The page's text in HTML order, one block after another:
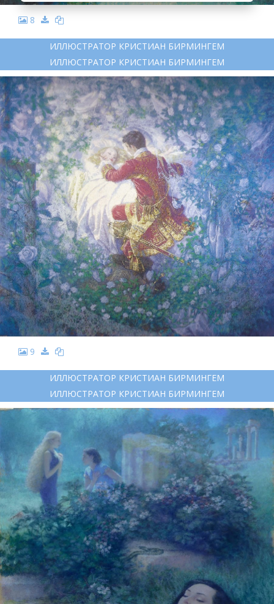
8
ИЛЛЮСТРАТОР КРИСТИАН БИРМИНГЕМ
ИЛЛЮСТРАТОР КРИСТИАН БИРМИНГЕМ
9
ИЛЛЮСТРАТОР КРИСТИАН БИРМИНГЕМ
ИЛЛЮСТРАТОР КРИСТИАН БИРМИНГЕМ